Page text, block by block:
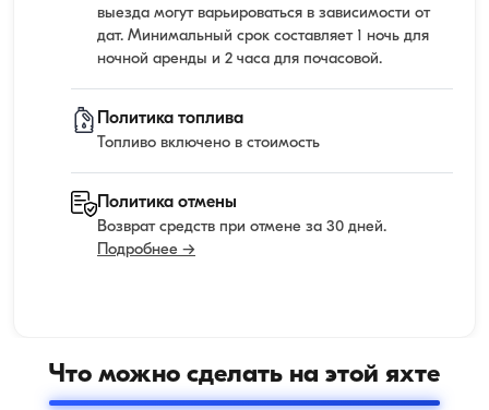
выезда могут варьироваться в зависимости от
дат. Минимальный срок составляет 1 ночь для
ночной аренды и 2 часа для почасовой.
Политика топлива
Топливо включено в стоимость
Политика отмены
Возврат средств при отмене за 30 дней.
Подробнее →
Что можно сделать на этой яхте